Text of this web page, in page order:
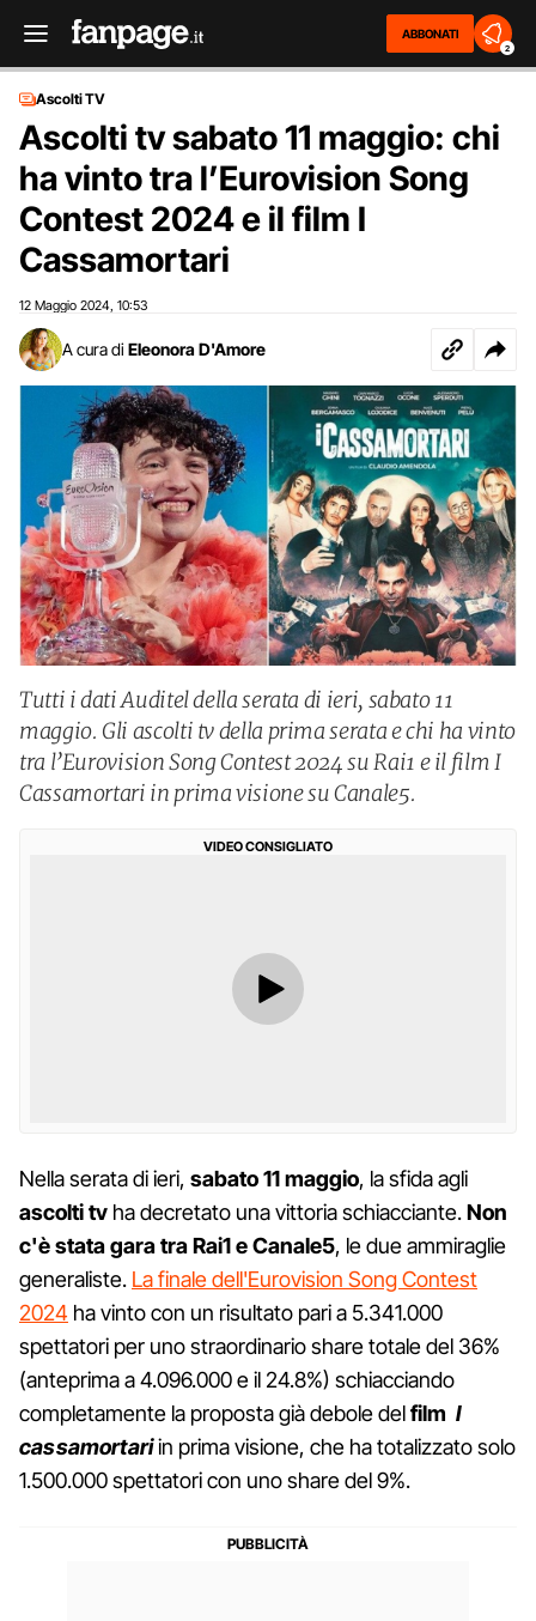
ABBONATI
2
Ascolti TV
Ascolti tv sabato 11 maggio: chi
ha vinto tra l’Eurovision Song
Contest 2024 e il film I
Cassamortari
12 Maggio 2024 10:53
A cura di Eleonora D'Amore
Tutti i dati Auditel della serata di ieri, sabato 11
maggio. Gli ascolti tv della prima serata e chi ha vinto
tra l’Eurovision Song Contest 2024 su Rai1 e il film I
Cassamortari in prima visione su Canale5.
VIDEO CONSIGLIATO
Nella serata di ieri, sabato 11 maggio, la sfida agli
ascolti tv ha decretato una vittoria schiacciante.Non
c'è stata gara tra Rai1 e Canale5, le due ammiraglie
generaliste. La finale dell'Eurovision Song Contest
2024 ha vinto con un risultato pari a 5.341.000
spettatori per uno straordinario share totale del 36%
(anteprima a 4.096.000 e il 24.8%) schiacciando
completamente la proposta già debole delfilm I
cassamortariin prima visione, che ha totalizzato solo
1.500.000 spettatori con uno share del 9%.